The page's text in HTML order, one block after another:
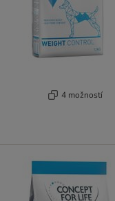
4 možností